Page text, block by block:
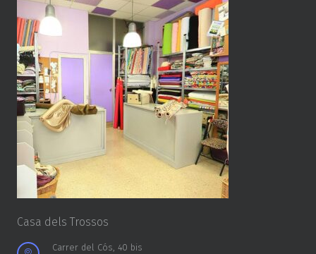
Kahlo
emmarcada
-0298-
Casa dels Trossos
Carrer del Cós, 40 bis